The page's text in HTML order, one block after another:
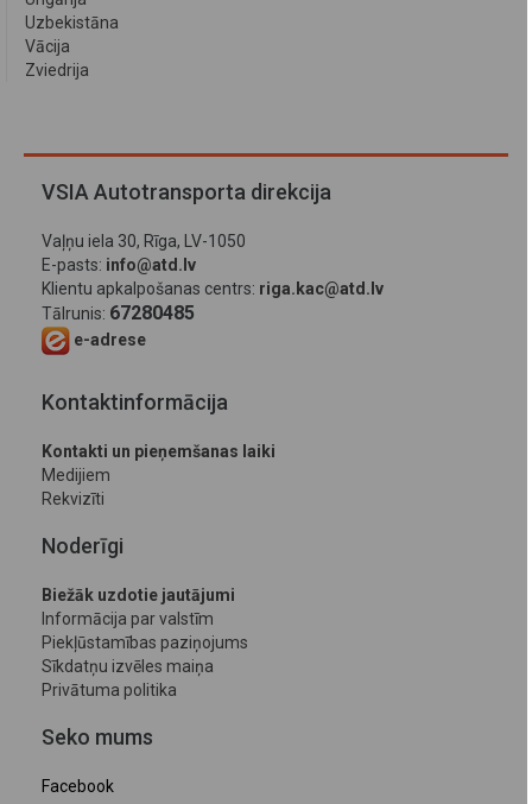
Uzbekistāna
Vācija
Zviedrija
VSIA Autotransporta direkcija
Vaļņu iela 30, Rīga, LV-1050
E-pasts: info@atd.lv
Klientu apkalpošanas centrs: riga.kac@atd.lv
Tālrunis: 67280485
e-adrese
Kontaktinformācija
Kontakti un pieņemšanas laiki
Medijiem
Rekvizīti
Noderīgi
Biežāk uzdotie jautājumi
Informācija par valstīm
Piekļūstamības paziņojums
Sīkdatņu izvēles maiņa
Privātuma politika
Seko mums
Facebook